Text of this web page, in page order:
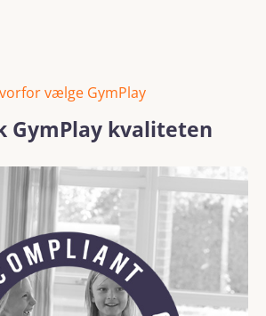
vælge GymPlay
GymPlay kvaliteten